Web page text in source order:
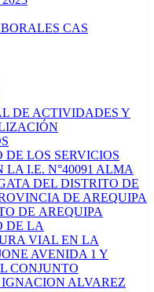
CAS
DE ACTIVIDADES Y
LOS SERVICIOS
LA I.E. N°40091 ALMA
DEL DISTRITO DE
DE AREQUIPA
DE AREQUIPA
DE LA
VIAL EN LA
AVENIDA 1 Y
CONJUNTO
ALVAREZ